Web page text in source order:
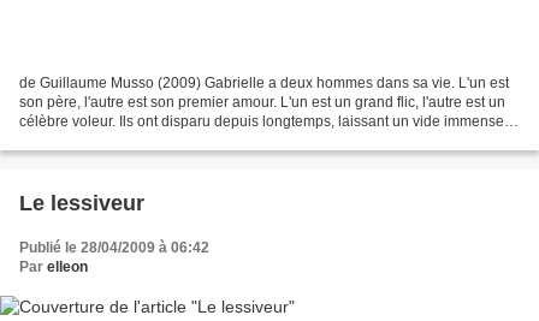
de Guillaume Musso (2009) Gabrielle a deux hommes dans sa vie. L'un est
son père, l'autre est son premier amour. L'un est un grand flic, l'autre est un
célèbre voleur. Ils ont disparu depuis longtemps, laissant un vide immense
Le lessiveur
Publié le 28/04/2009 à 06:42
Par elleon